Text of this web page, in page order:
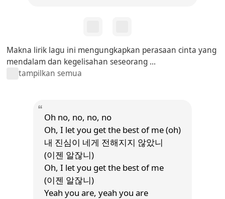
Makna lirik lagu ini mengungkapkan perasaan cinta yang
mendalam dan kegelisahan seseorang ...
tampilkan semua
Oh no, no, no, no
Oh, I let you get the best of me (oh)
내 진심이 네게 전해지지 않았니
(이젠 알잖니)
Oh, I let you get the best of me
(이젠 알잖니)
Yeah you are, yeah you are